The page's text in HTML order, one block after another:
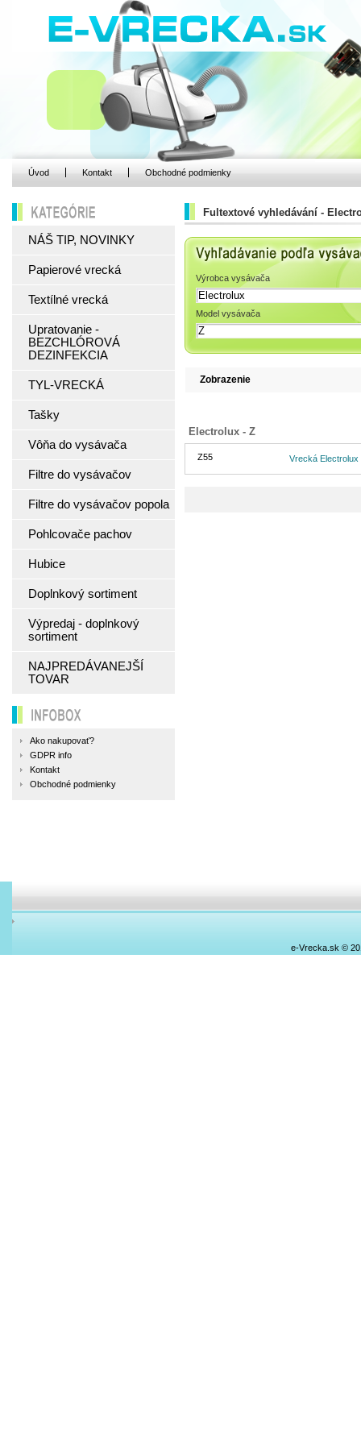
Úvod Kontakt Obchodné podmienky
Fultextové vyhledávání -
Vyhľadávanie podľa
Výrobca vysávača
Model vysávača
Zobrazenie
Electrolux - Z
Z55 Vrecká Electrolux
KATEGÓRIE
NÁŠ TIP, NOVINKY
Papierové vrecká
Textílné vrecká
Upratovanie -
BEZCHLÓROVÁ
DEZINFEKCIA
TYL-VRECKÁ
Tašky
Vôňa do vysávača
Filtre do vysávačov
Filtre do vysávačov popola
Pohlcovače pachov
Hubice
Doplnkový sortiment
Výpredaj - doplnkový
sortiment
NAJPREDÁVANEJŠÍ
TOVAR
INFOBOX
Ako nakupovať?
GDPR info
Kontakt
Obchodné podmienky
e-Vrecka.sk ©